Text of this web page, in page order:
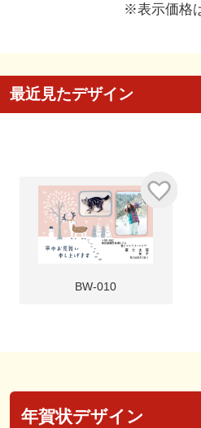
※表示価格
最近見たデザイン
BW-010
年賀状デザイン